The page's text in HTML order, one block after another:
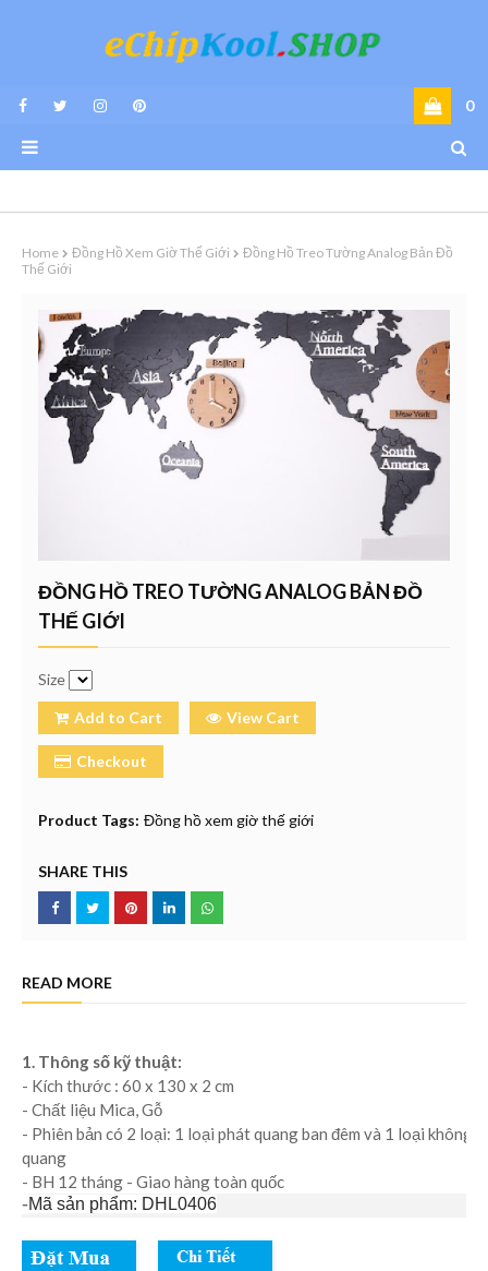
0
Home Đồng Hồ Xem Giờ Thế Giới
Đồng Hồ Treo Tường Analog Bản Đồ
Thế Giới
ĐỒNG HỒ TREO TƯỜNG ANALOG BẢN ĐỒ
THẾ GIỚI
Size
Add to Cart View Cart
Checkout
Product Tags: Đồng hồ xem giờ thế giới
SHARE THIS
READ MORE
1. Thông số kỹ thuật:
- Kích thước : 60 x 130 x 2 cm
- Chất liệu Mica, Gỗ
- Phiên bản có 2 loại: 1 loại phát quang ban đêm và 1 loại không
quang
- BH 12 tháng - Giao hàng toàn quốc
-Mã sản phẩm: DHL0406